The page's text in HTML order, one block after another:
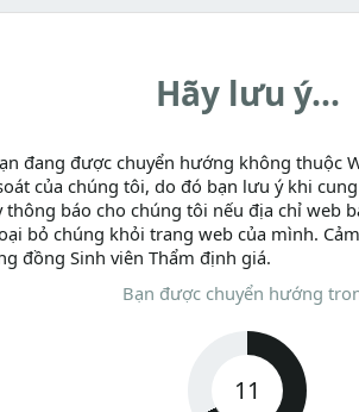
Hãy lưu ý...
đang được chuyển hướng không thuộc
của chúng tôi, do đó bạn lưu ý khi
thông báo cho chúng tôi nếu địa chỉ web
bỏ chúng khỏi trang web của mình.
đồng Sinh viên Thẩm định giá.
Bạn được chuyển hướng
11